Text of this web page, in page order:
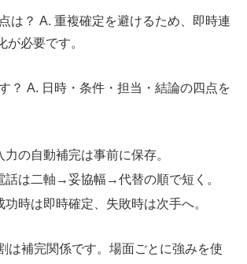
は？ A. 重複確定を避けるため、即時連
が必要です。
？ A. 日時・条件・担当・結論の四点を
力の自動補完は事前に保存。
話は二軸→妥協幅→代替の順で短く。
功時は即時確定、失敗時は次手へ。
は補完関係です。場面ごとに強みを使